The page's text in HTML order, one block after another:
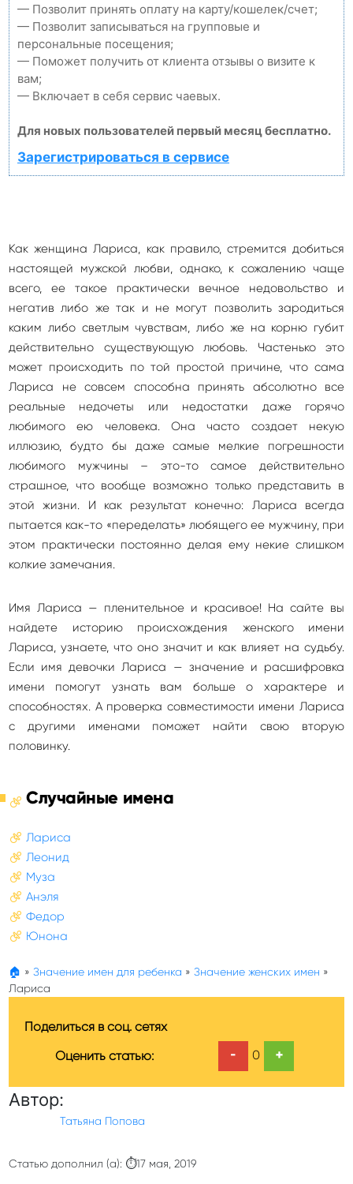
— Позволит принять оплату на карту/кошелек/счет;
— Позволит записываться на групповые и
персональные посещения;
— Поможет получить от клиента отзывы о визите к
вам;
— Включает в себя сервис чаевых.
Для новых пользователей первый месяц бесплатно.
Зарегистрироваться в сервисе
Как женщина Лариса, как правило, стремится добиться
настоящей мужской любви, однако, к сожалению чаще
всего, ее такое практически вечное недовольство и
негатив либо же так и не могут позволить зародиться
каким либо светлым чувствам, либо же на корню губит
действительно существующую любовь. Частенько это
может происходить по той простой причине, что сама
Лариса не совсем способна принять абсолютно все
реальные недочеты или недостатки даже горячо
любимого ею человека. Она часто создает некую
иллюзию, будто бы даже самые мелкие погрешности
любимого мужчины – это-то самое действительно
страшное, что вообще возможно только представить в
этой жизни. И как результат конечно: Лариса всегда
пытается как-то «переделать» любящего ее мужчину, при
этом практически постоянно делая ему некие слишком
колкие замечания.
Имя Лариса — пленительное и красивое! На сайте вы
найдете историю происхождения женского имени
Лариса, узнаете, что оно значит и как влияет на судьбу.
Если имя девочки Лариса — значение и расшифровка
имени помогут узнать вам больше о характере и
способностях. А проверка совместимости имени Лариса
с другими именами поможет найти свою вторую
половинку.
Случайные имена
Лариса
Леонид
Муза
Анэля
Федор
Юнона
🏠 » Значение имен для ребенка » Значение женских имен »
Лариса
Поделиться в соц. сетях
Оценить статью:
- 0 +
Автор:
Татьяна Попова
Статью дополнил (а): ⏱17 мая, 2019